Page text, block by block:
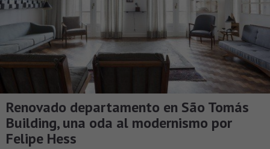
Renovado departamento en São Tomás
Building, una oda al modernismo por
Felipe Hess